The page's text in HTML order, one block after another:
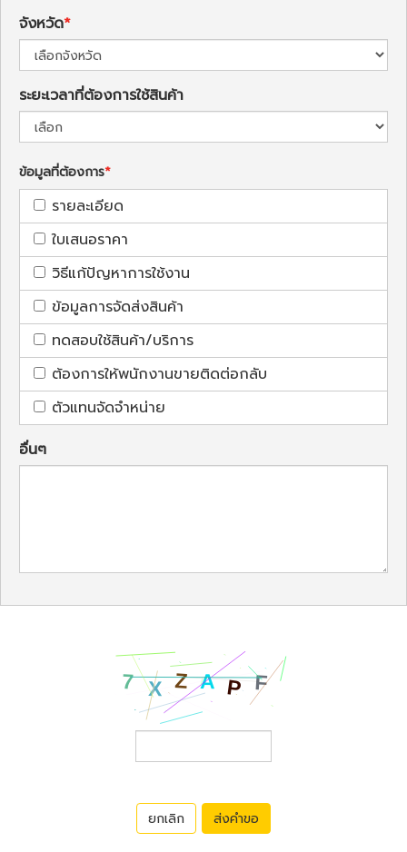
จังหวัด
ระยะเวลาที่ต้องการใช้สินค้า
ข้อมูลที่ต้องการ
รายละเอียด
ใบเสนอราคา
วิธีแก้ปัญหาการใช้งาน
ข้อมูลการจัดส่งสินค้า
ทดสอบใช้สินค้า/บริการ
ต้องการให้พนักงานขายติดต่อกลับ
ตัวแทนจัดจำหน่าย
อื่นๆ
ยกเลิก ส่งคำขอ